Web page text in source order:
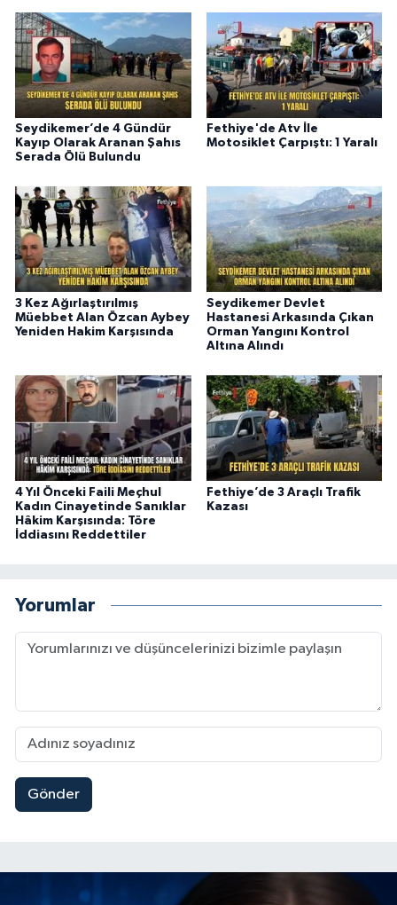
Seydikemer’de 4 Gündür
Kayıp Olarak Aranan Şahıs
Serada Ölü Bulundu
Fethiye'de Atv İle
Motosiklet Çarpıştı: 1 Yaralı
3 Kez Ağırlaştırılmış
Müebbet Alan Özcan Aybey
Yeniden Hakim Karşısında
Seydikemer Devlet
Hastanesi Arkasında Çıkan
Orman Yangını Kontrol
Altına Alındı
4 Yıl Önceki Faili Meçhul
Kadın Cinayetinde Sanıklar
Hâkim Karşısında: Töre
İddiasını Reddettiler
Fethiye’de 3 Araçlı Trafik
Kazası
Yorumlar
Gönder